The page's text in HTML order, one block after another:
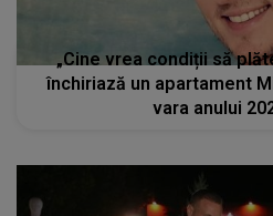
„Cine vrea condiții să
închiriază un apartament
vara anului